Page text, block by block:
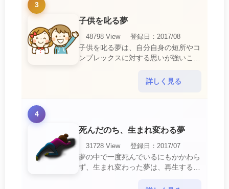
3
子供を叱る夢
48798 View
登録日：2017/08
子供を叱る夢は、自分自身の短所やコ
ンプレックスに対する思いが強いこと
短所やコンプレックスを的確に認識し
詳しく見る
4
死んだのち、生まれ変わる夢
31728 View
登録日：2017/07
夢の中で一度死んでいるにもかかわら
ず、生まれ変わった夢は、再生する夢